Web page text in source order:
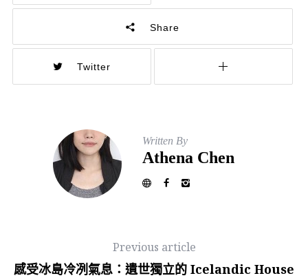
Share
Twitter
Written By
Athena Chen
Previous article
感受冰島冷冽氣息：遺世獨立的 Icelandic House